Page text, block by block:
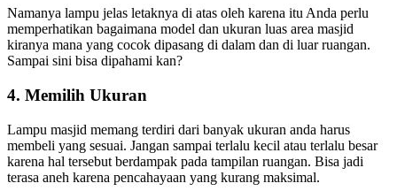
Namanya lampu jelas letaknya di atas oleh karena itu Anda perlu
memperhatikan bagaimana model dan ukuran luas area masjid
kiranya mana yang cocok dipasang di dalam dan di luar ruangan.
Sampai sini bisa dipahami kan?
4. Memilih Ukuran
Lampu masjid memang terdiri dari banyak ukuran anda harus
membeli yang sesuai. Jangan sampai terlalu kecil atau terlalu besar
karena hal tersebut berdampak pada tampilan ruangan. Bisa jadi
terasa aneh karena pencahayaan yang kurang maksimal.